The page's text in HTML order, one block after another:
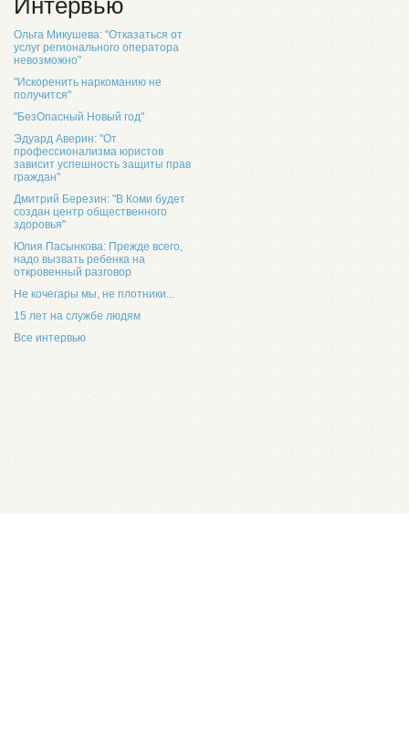
Интервью
Ольга Микушева: "Отказаться от
услуг регионального оператора
невозможно"
"Искоренить наркоманию не
получится"
"БезОпасный Новый год"
Эдуард Аверин: "От
профессионализма юристов
зависит успешность защиты прав
граждан"
Дмитрий Березин: "В Коми будет
создан центр общественного
здоровья"
Юлия Пасынкова: Прежде всего,
надо вызвать ребенка на
откровенный разговор
Не кочегары мы, не плотники...
15 лет на службе людям
Все интервью